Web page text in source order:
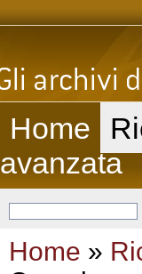
Home
avanzata
Home »